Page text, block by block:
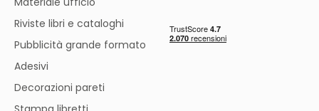
Riviste libri e cataloghi
Pubblicità grande formato
Adesivi
Decorazioni pareti